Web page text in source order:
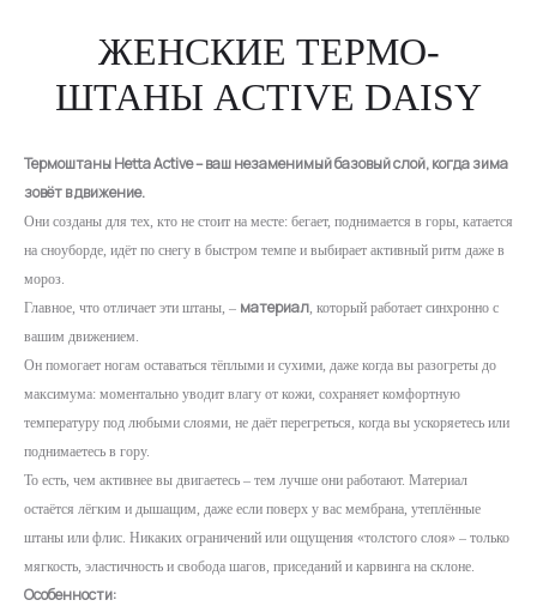
ЖЕНСКИЕ ТЕРМО-
ШТАНЫ ACTIVE DAISY
Термоштаны Hetta Active – ваш незаменимый базовый слой, когда зима
зовёт в движение.
Они созданы для тех, кто не стоит на месте: бегает, поднимается в горы, катается
на сноуборде, идёт по снегу в быстром темпе и выбирает активный ритм даже в
мороз.
Главное, что отличает эти штаны, – материал, который работает синхронно с
вашим движением.
Он помогает ногам оставаться тёплыми и сухими, даже когда вы разогреты до
максимума: моментально уводит влагу от кожи, сохраняет комфортную
температуру под любыми слоями, не даёт перегреться, когда вы ускоряетесь или
поднимаетесь в гору.
То есть, чем активнее вы двигаетесь – тем лучше они работают. Материал
остаётся лёгким и дышащим, даже если поверх у вас мембрана, утеплённые
штаны или флис. Никаких ограничений или ощущения «толстого слоя» – только
мягкость, эластичность и свобода шагов, приседаний и карвинга на склоне.
Особенности: